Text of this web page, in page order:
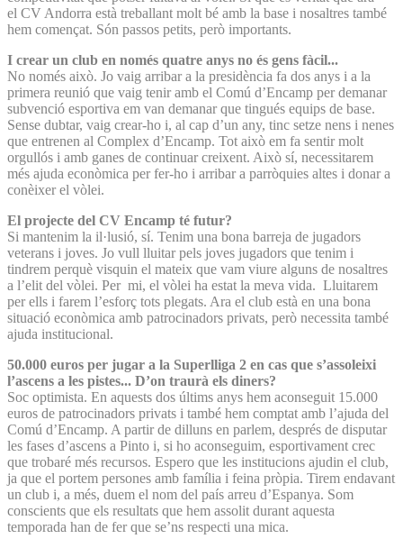
el CV Andorra està treballant molt bé amb la base i nosaltres també
hem començat. Són passos petits, però importants.
I crear un club en només quatre anys no és gens fàcil...
No només això. Jo vaig arribar a la presidència fa dos anys i a la
primera reunió que vaig tenir amb el Comú d’Encamp per demanar
subvenció esportiva em van demanar que tingués equips de base.
Sense dubtar, vaig crear-ho i, al cap d’un any, tinc setze nens i nenes
que entrenen al Complex d’Encamp. Tot això em fa sentir molt
orgullós i amb ganes de continuar creixent. Això sí, necessitarem
més ajuda econòmica per fer-ho i arribar a parròquies altes i donar a
conèixer el vòlei.
El projecte del CV Encamp té futur?
Si mantenim la il·lusió, sí. Tenim una bona barreja de jugadors
veterans i joves. Jo vull lluitar pels joves jugadors que tenim i
tindrem perquè visquin el mateix que vam viure alguns de nosaltres
a l’elit del vòlei. Per mi, el vòlei ha estat la meva vida. Lluitarem
per ells i farem l’esforç tots plegats. Ara el club està en una bona
situació econòmica amb patrocinadors privats, però necessita també
ajuda institucional.
50.000 euros per jugar a la Superlliga 2 en cas que s’assoleixi
l’ascens a les pistes... D’on traurà els diners?
Soc optimista. En aquests dos últims anys hem aconseguit 15.000
euros de patrocinadors privats i també hem comptat amb l’ajuda del
Comú d’Encamp. A partir de dilluns en parlem, després de disputar
les fases d’ascens a Pinto i, si ho aconseguim, esportivament crec
que trobaré més recursos. Espero que les institucions ajudin el club,
ja que el portem persones amb família i feina pròpia. Tirem endavant
un club i, a més, duem el nom del país arreu d’Espanya. Som
conscients que els resultats que hem assolit durant aquesta
temporada han de fer que se’ns respecti una mica.